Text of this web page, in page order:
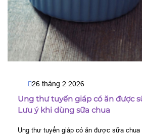
26 tháng 2 2026
Ung thư tuyến giáp có ăn được
Lưu ý khi dùng sữa chua
Ung thư tuyến giáp có ăn được sữa chua